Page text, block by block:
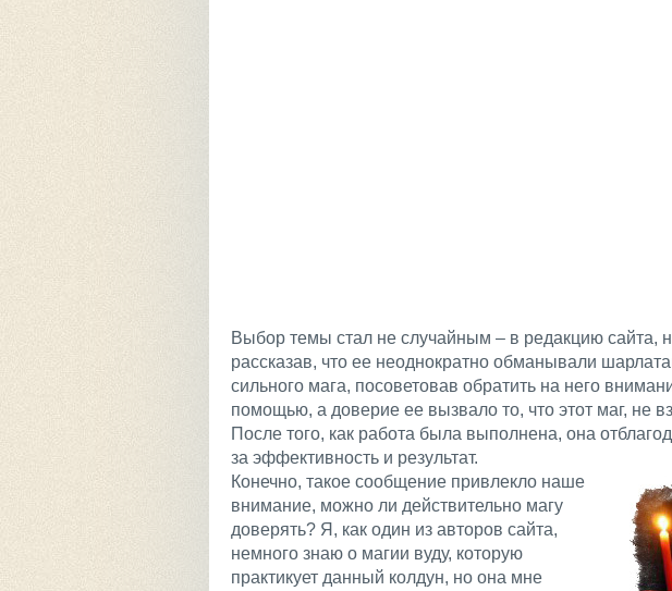
Выбор темы стал не случайным – в редакцию сайта,
рассказав, что ее неоднократно обманывали
сильного мага, посоветовав обратить на него
помощью, а доверие ее вызвало то, что этот маг, не
После того, как работа была выполнена, она
за эффективность и результат.
Конечно, такое сообщение привлекло наше
внимание, можно ли действительно магу
доверять? Я, как один из авторов сайта,
немного знаю о магии вуду, которую
практикует данный колдун, но она мне